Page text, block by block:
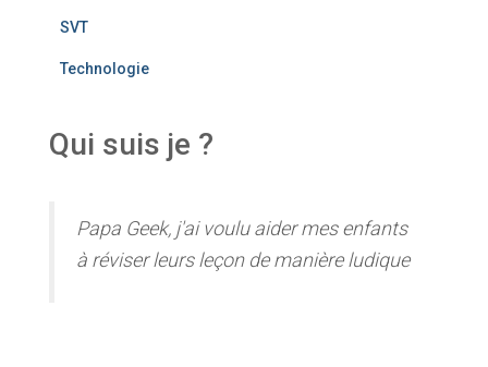
SVT
Technologie
Qui suis je ?
Papa Geek, j'ai voulu aider mes enfants
à réviser leurs leçon de manière ludique